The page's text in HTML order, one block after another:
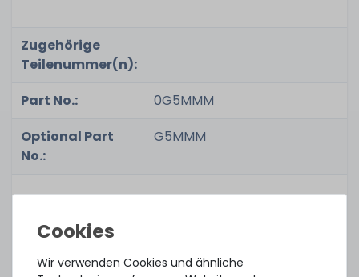
Zugehörige
Teilenummer(n):
Part No.:
0G5MMM
Optional Part
No.:
G5MMM
Zustand:
Lieferumfang:
1x Kabel
Wir verwenden Cookies und ähnliche